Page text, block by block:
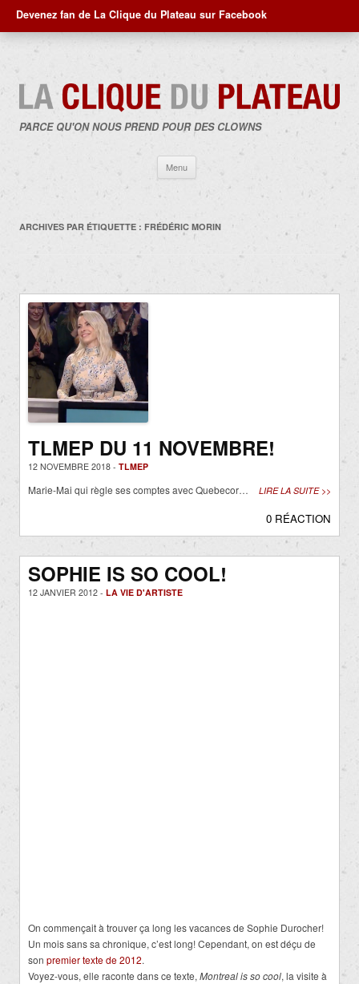
Devenez fan de La Clique du Plateau sur Facebook
PARCE QU'ON NOUS PREND POUR DES CLOWNS
Menu
contenu
ARCHIVES PAR ÉTIQUETTE : FRÉDÉRIC MORIN
TLMEP DU 11 NOVEMBRE!
12 NOVEMBRE 2018 - TLMEP
Marie-Mai qui règle ses comptes avec Quebecor… LIRE LA SUITE >>
0 RÉACTION
SOPHIE IS SO COOL!
12 JANVIER 2012 - LA VIE D'ARTISTE
On commençait à trouver ça long les vacances de Sophie Durocher!
Un mois sans sa chronique, c’est long! Cependant, on est déçu de
son premier texte de 2012.
Voyez-vous, elle raconte dans ce texte, Montreal is so cool, la visite à